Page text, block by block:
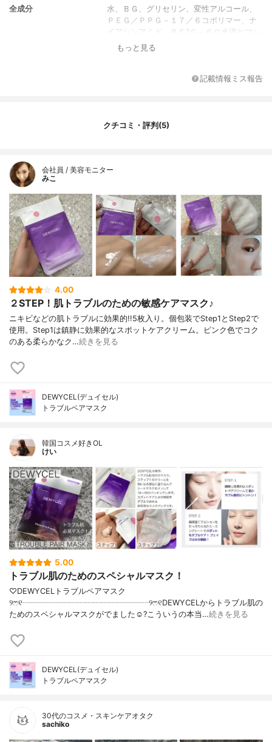
全成分
水、ＢＧ、グリセリン、変性アルコール、
ＰＥＧ／ＰＰＧ－１７／６コポリマー、ナ
イアシンアミド、ＰＥ?Ｇ－６０水添ヒマシ
油、クロルフェネシン、フェノキシエタノ
５、オウレン根エキス、香料、ＢＧ、水、
１】?水、ＢＧ、グリセリン、ＰＥＧ／ＰＰ
ニン、ポリアクリル酸Ｎａ、カルボマー、
シン、ヒアルロン酸Ｎａ、キサンタンガ
ム、香料、ダイズ種子エキス、アンズ果実
エキス、?マグワ樹皮エキス、チャ葉エキ
ス、エーデルワイスカルス培養エキス、エ
タノール、１，２－ヘキサンジオール、?ヒ
アルロン酸Ｎａ、エチルヘキシルグリセリ
ン?【スキンマスク２】?水、ＤＰＧ、グリ
セリン、ＢＧ、ナイアシンアミド、トリ
メドウフォーム油?ポリソルベート６０、ポ
リアクリルアミド、（Ｃ１３，１４）イソ
パラフィン、ラウレス－７、ステアリン酸
グリセリル、ステアリ?ン酸ＰＥＧ－１０
０、クロルフェネシン、パンテノール、Ｅ
ール、アセロラエキス、β－グルカン?香
内容量
香り
なし
製造国
韓国
内容量のバリエーション
なし
もっと見る
記載情報ミス報告
クチコミ・評判(5)
会社員 / 美容モニター
みこ
4.00
２STEP！肌トラブルのための敏感ケアマスク♪
ニキビなどの肌トラブルに効果的!!5枚入り。個包装でStep1とStep2で
使用。Step1は鎮静に効果的なスポットケアクリーム。ピンク色でコク
のある柔らかなク…続きを見る
DEWYCEL(デュイセル)
トラブルペアマスク
韓国コスメ好きOL
けい
5.00
トラブル肌のためのスペシャルマスク！
♡DEWYCELトラブルペアマスク
୨ෆ୧┈┈┈┈┈┈┈┈┈┈┈┈┈┈┈┈୨ෆ୧DEWYCELからトラブル肌の
ためのスペシャルマスクがでました☺️?こういうの本当…続きを見る
DEWYCEL(デュイセル)
トラブルペアマスク
30代のコスメ・スキンケアオタク
sachiko